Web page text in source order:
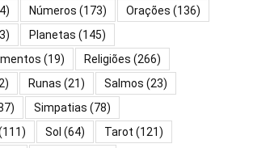
Números (173) Orações (136)
Planetas (145)
(19) Religiões (266)
Runas (21) Salmos (23)
Simpatias (78)
Sol (64) Tarot (121)